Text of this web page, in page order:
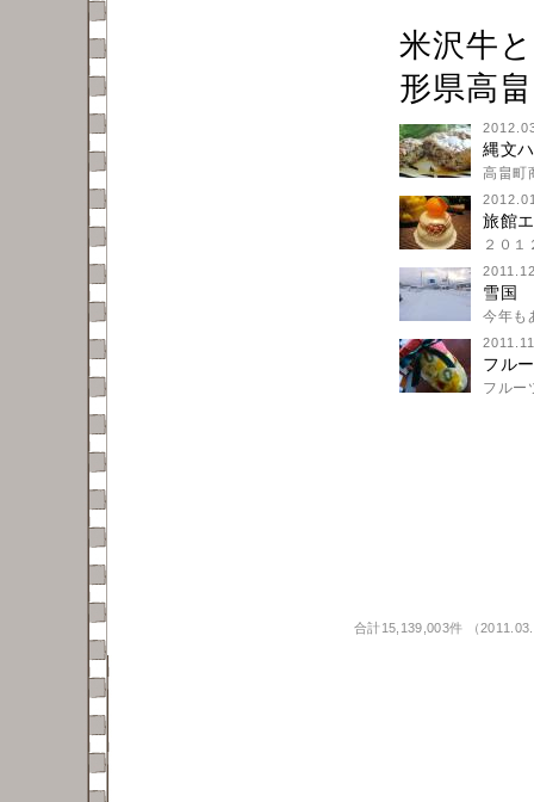
米沢牛
形県高
縄文
高畠町
旅館
２０
雪国
今年も
フル
フルー
合計15,139,003件 （